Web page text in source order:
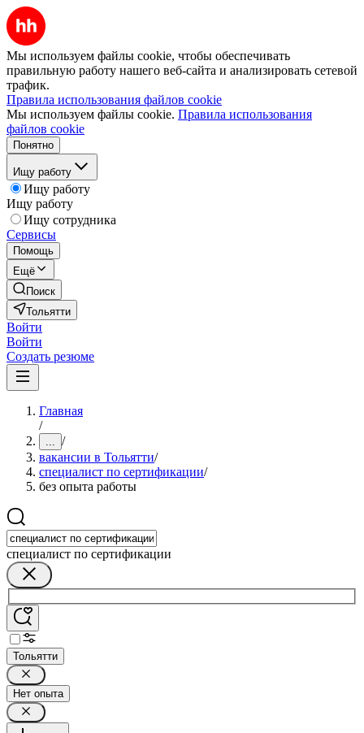
Мы используем файлы cookie, чтобы обеспечивать
правильную работу нашего веб-сайта и анализировать сетевой
трафик.
Правила использования файлов cookie
Мы используем файлы cookie. Правила использования
файлов cookie
Понятно
Ищу работу
Ищу работу
Ищу работу
Ищу сотрудника
Сервисы
Помощь
Ещё
Поиск
Тольятти
Войти
Войти
Создать резюме
Главная
/
... /
вакансии в Тольятти/
специалист по сертификации/
без опыта работы
специалист по сертификации
Тольятти
Нет опыта